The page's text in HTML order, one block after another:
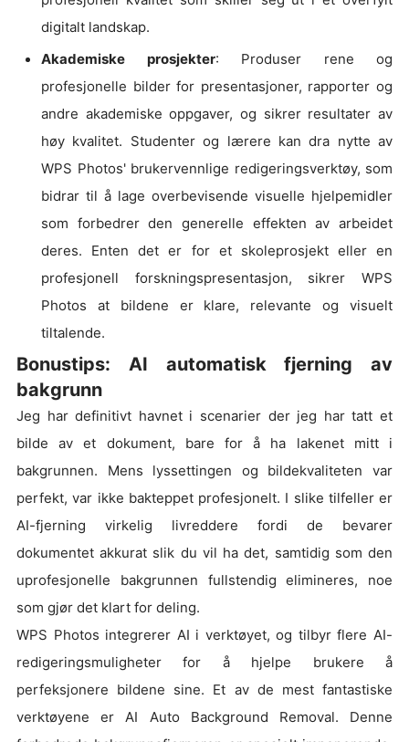
digitalt landskap.
Akademiske prosjekter: Produser rene og
profesjonelle bilder for presentasjoner, rapporter og
andre akademiske oppgaver, og sikrer resultater av
høy kvalitet. Studenter og lærere kan dra nytte av
WPS Photos' brukervennlige redigeringsverktøy, som
bidrar til å lage overbevisende visuelle hjelpemidler
som forbedrer den generelle effekten av arbeidet
deres. Enten det er for et skoleprosjekt eller en
profesjonell forskningspresentasjon, sikrer WPS
Photos at bildene er klare, relevante og visuelt
tiltalende.
Bonustips: AI automatisk fjerning av
bakgrunn
Jeg har definitivt havnet i scenarier der jeg har tatt et
bilde av et dokument, bare for å ha lakenet mitt i
bakgrunnen. Mens lyssettingen og bildekvaliteten var
perfekt, var ikke bakteppet profesjonelt. I slike tilfeller er
AI-fjerning virkelig livreddere fordi de bevarer
dokumentet akkurat slik du vil ha det, samtidig som den
uprofesjonelle bakgrunnen fullstendig elimineres, noe
som gjør det klart for deling.
WPS Photos integrerer AI i verktøyet, og tilbyr flere AI-
redigeringsmuligheter for å hjelpe brukere å
perfeksjonere bildene sine. Et av de mest fantastiske
verktøyene er AI Auto Background Removal. Denne